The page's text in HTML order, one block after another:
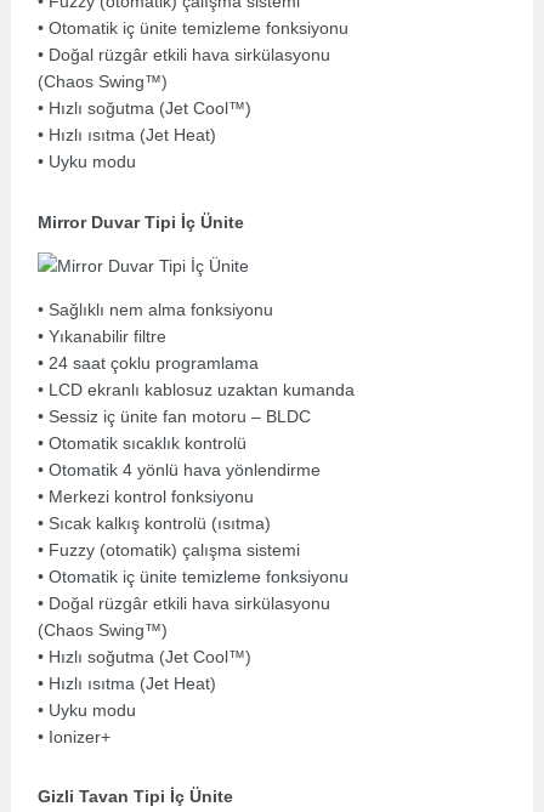
• Otomatik iç ünite temizleme fonksiyonu
• Doğal rüzgâr etkili hava sirkülasyonu
(Chaos Swing™)
• Hızlı soğutma (Jet Cool™)
• Hızlı ısıtma (Jet Heat)
• Uyku modu
Mirror Duvar Tipi İç Ünite
• Sağlıklı nem alma fonksiyonu
• Yıkanabilir filtre
• 24 saat çoklu programlama
• LCD ekranlı kablosuz uzaktan kumanda
• Sessiz iç ünite fan motoru – BLDC
• Otomatik sıcaklık kontrolü
• Otomatik 4 yönlü hava yönlendirme
• Merkezi kontrol fonksiyonu
• Sıcak kalkış kontrolü (ısıtma)
• Fuzzy (otomatik) çalışma sistemi
• Otomatik iç ünite temizleme fonksiyonu
• Doğal rüzgâr etkili hava sirkülasyonu
(Chaos Swing™)
• Hızlı soğutma (Jet Cool™)
• Hızlı ısıtma (Jet Heat)
• Uyku modu
• Ionizer+
Gizli Tavan Tipi İç Ünite